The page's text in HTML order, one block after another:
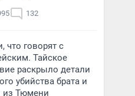
132
что говорят с
Тайское
раскрыло детали
убийства брата и
из Тюмени